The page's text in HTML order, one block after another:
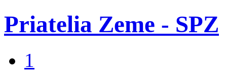
Priatelia Zeme - SPZ
1